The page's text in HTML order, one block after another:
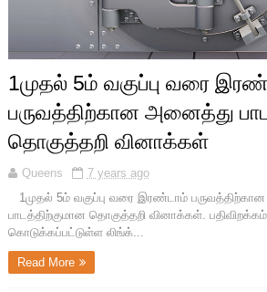
1முதல் 5ம் வகுப்பு வரை
பருவத்திற்கான அனைத்து
தொகுத்தறி வினாக்கள்
Queens
7 years ago
1முதல் 5ம் வகுப்பு வரை இரண்டாம்
பாடத்திற்குமான தொகுத்தறி வினாக்கள்.
கொடுக்கப்பட்டுள்ள லிங்க்...
Read More